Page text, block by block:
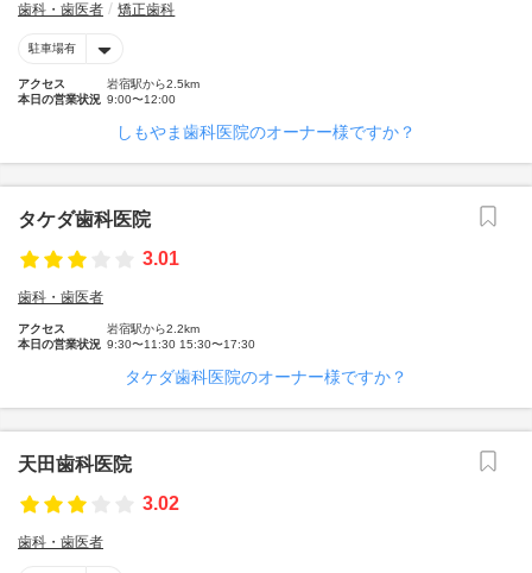
歯科・歯医者 矯正歯科
駐車場有
アクセス
岩宿駅から2.5km
本日の営業状況 9:00〜12:00
しもやま歯科医院のオーナー様ですか？
タケダ歯科医院
3.01
歯科・歯医者
アクセス
岩宿駅から2.2km
本日の営業状況 9:30〜11:30 15:30〜17:30
タケダ歯科医院のオーナー様ですか？
天田歯科医院
3.02
歯科・歯医者